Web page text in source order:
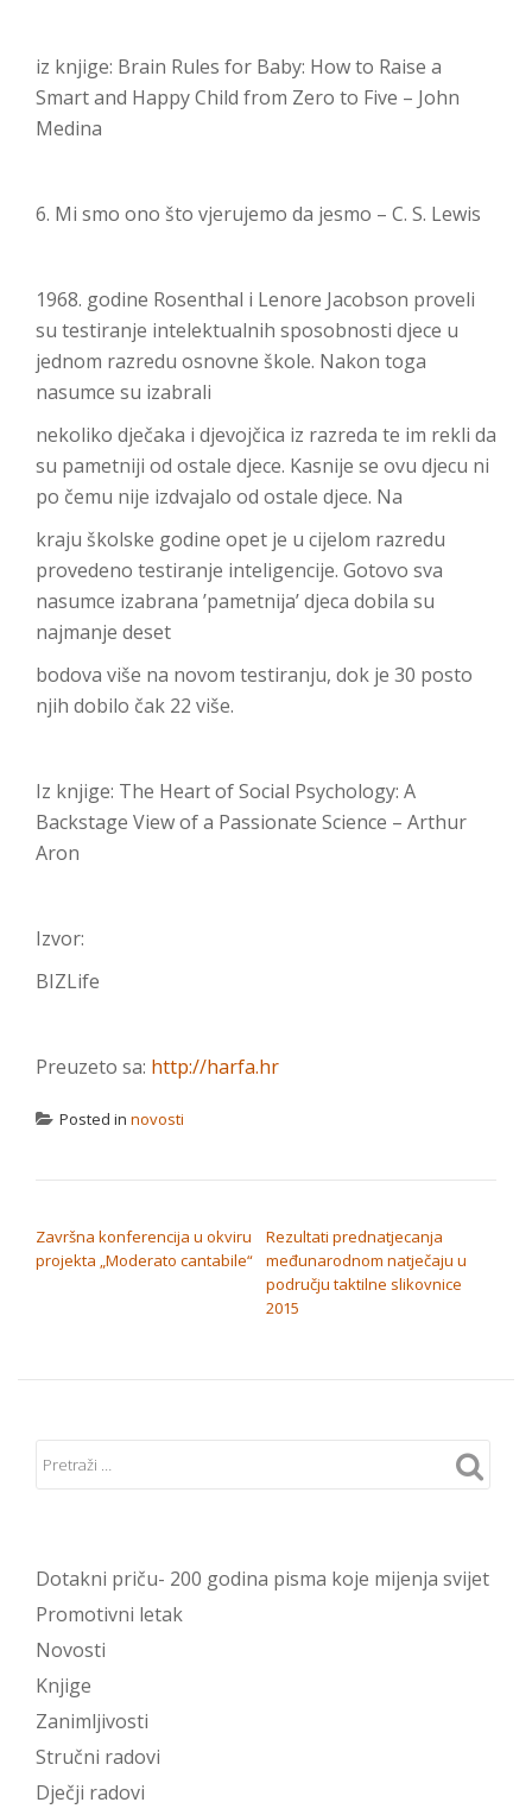
iz knjige: Brain Rules for Baby: How to Raise a
Smart and Happy Child from Zero to Five – John
Medina
6. Mi smo ono što vjerujemo da jesmo – C. S. Lewis
1968. godine Rosenthal i Lenore Jacobson proveli
su testiranje intelektualnih sposobnosti djece u
jednom razredu osnovne škole. Nakon toga
nasumce su izabrali
nekoliko dječaka i djevojčica iz razreda te im rekli da
su pametniji od ostale djece. Kasnije se ovu djecu ni
po čemu nije izdvajalo od ostale djece. Na
kraju školske godine opet je u cijelom razredu
provedeno testiranje inteligencije. Gotovo sva
nasumce izabrana ’pametnija’ djeca dobila su
najmanje deset
bodova više na novom testiranju, dok je 30 posto
njih dobilo čak 22 više.
Iz knjige: The Heart of Social Psychology: A
Backstage View of a Passionate Science – Arthur
Aron
Izvor:
BIZLife
Preuzeto sa: http://harfa.hr
Posted in novosti
Završna konferencija u okviru
projekta „Moderato cantabile“
Rezultati prednatjecanja
međunarodnom natječaju u
području taktilne slikovnice
2015
Dotakni priču- 200 godina pisma koje mijenja svijet
Promotivni letak
Novosti
Knjige
Zanimljivosti
Stručni radovi
Dječji radovi